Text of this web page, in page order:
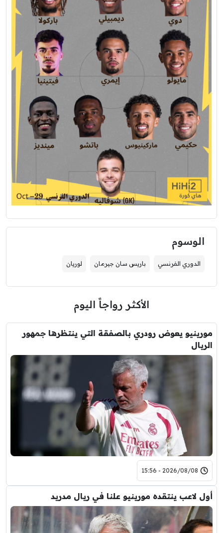
الوسوم
الدوري الفرنسي باريس سان جيرمان لوريان
الأكثر رواجاً اليوم
مورينيو يعوض رودري بالصفقة التي ينتظرها جمهور
الريال
2026/08/08 - 15:56
أول لاعب ينتقده مورينيو علنا في ريال مدريد